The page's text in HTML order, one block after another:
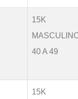
15K
40 A 49
15K